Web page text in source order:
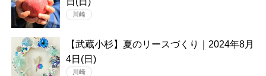
川崎
【武蔵小杉】夏のリースづくり｜2024年8月
4日(日)
川崎